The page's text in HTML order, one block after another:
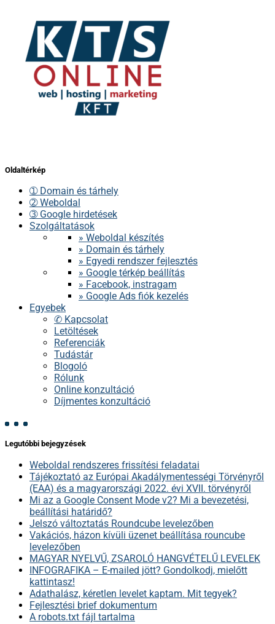
Oldaltérkép
➀ Domain és tárhely
➁ Weboldal
➂ Google hirdetések
Szolgáltatások
» Weboldal készítés
» Domain és tárhely
» Egyedi rendszer fejlesztés
» Google térkép beállítás
» Facebook, instragam
» Google Ads fiók kezelés
Egyebek
✆ Kapcsolat
Letöltések
Referenciák
Tudástár
Blogoló
Rólunk
Online konzultáció
Díjmentes konzultáció
Legutóbbi bejegyzések
Weboldal rendszeres frissítési feladatai
Tájékoztató az Európai Akadálymentességi Törvényről
(EAA) és a magyarországi 2022. évi XVII. törvényről
Mi az a Google Consent Mode v2? Mi a bevezetési,
beállítási határidő?
Jelszó változtatás Roundcube levelezőben
Vakációs, házon kívüli üzenet beállítása rouncube
levelezőben
MAGYAR NYELVŰ, ZSAROLÓ HANGVÉTELŰ LEVELEK
INFOGRAFIKA – E-mailed jött? Gondolkodj, mielőtt
kattintasz!
Adathalász, kéretlen levelet kaptam. Mit tegyek?
Fejlesztési brief dokumentum
A robots.txt fájl tartalma